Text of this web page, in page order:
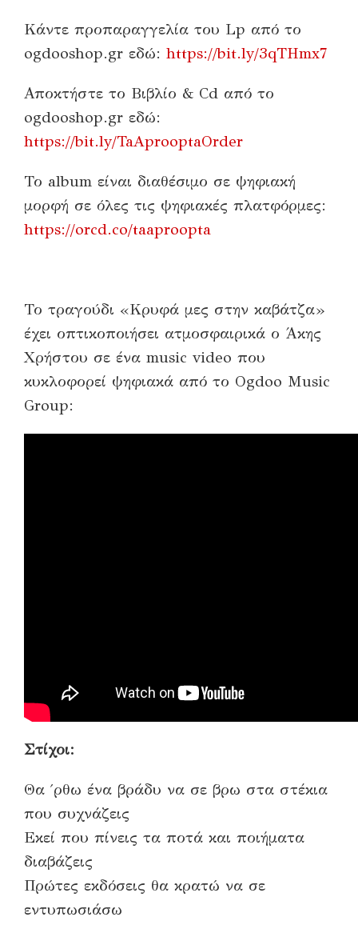
Κάντε προπαραγγελία του Lp από το
ogdooshop.gr εδώ: https://bit.ly/3qTHmx7
Αποκτήστε το Βιβλίο & Cd από το
ogdooshop.gr εδώ:
https://bit.ly/TaAprooptaOrder
Το album είναι διαθέσιμο σε ψηφιακή
μορφή σε όλες τις ψηφιακές πλατφόρμες:
https://orcd.co/taaproopta
Το τραγούδι «Κρυφά μες στην καβάτζα»
έχει οπτικοποιήσει ατμοσφαιρικά ο Άκης
Χρήστου σε ένα music video που
κυκλοφορεί ψηφιακά από το Ogdoo Music
Group:
Στίχοι:
Θα ΄ρθω ένα βράδυ να σε βρω στα στέκια
που συχνάζεις
Εκεί που πίνεις τα ποτά και ποιήματα
διαβάζεις
Πρώτες εκδόσεις θα κρατώ να σε
εντυπωσιάσω